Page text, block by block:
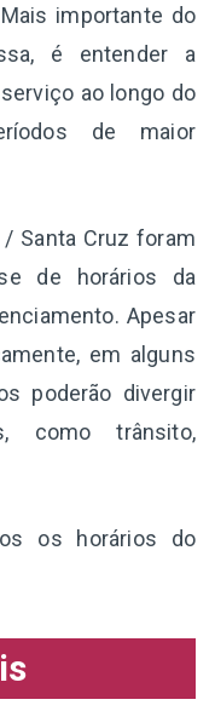
importante do
é entender a
ao longo do
de maior
/ Santa Cruz foram
de horários da
Apesar
em alguns
poderão divergir
como trânsito,
os horários do